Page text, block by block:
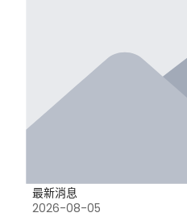
最新消息
2026-08-05